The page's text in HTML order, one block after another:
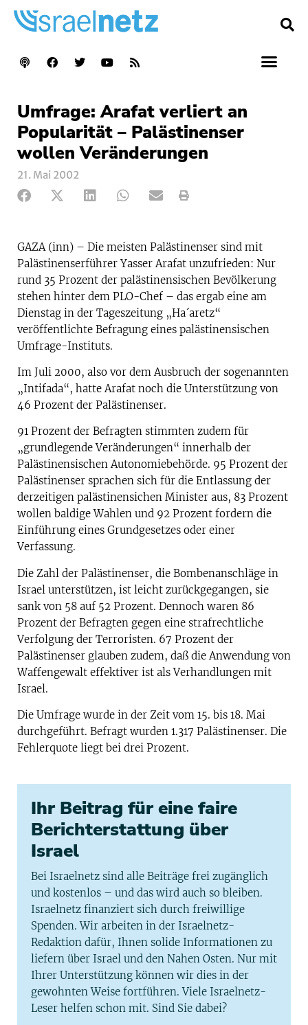
Umfrage: Arafat verliert an
Popularität – Palästinenser
wollen Veränderungen
21. Mai 2002
GAZA (inn) – Die meisten Palästinenser sind mit
Palästinenserführer Yasser Arafat unzufrieden: Nur
rund 35 Prozent der palästinensischen Bevölkerung
stehen hinter dem PLO-Chef – das ergab eine am
Dienstag in der Tageszeitung „Ha´aretz“
veröffentlichte Befragung eines palästinensischen
Umfrage-Instituts.
Im Juli 2000, also vor dem Ausbruch der sogenannten
„Intifada“, hatte Arafat noch die Unterstützung von
46 Prozent der Palästinenser.
91 Prozent der Befragten stimmten zudem für
„grundlegende Veränderungen“ innerhalb der
Palästinensischen Autonomiebehörde. 95 Prozent der
Palästinenser sprachen sich für die Entlassung der
derzeitigen palästinensichen Minister aus, 83 Prozent
wollen baldige Wahlen und 92 Prozent fordern die
Einführung eines Grundgesetzes oder einer
Verfassung.
Die Zahl der Palästinenser, die Bombenanschläge in
Israel unterstützen, ist leicht zurückgegangen, sie
sank von 58 auf 52 Prozent. Dennoch waren 86
Prozent der Befragten gegen eine strafrechtliche
Verfolgung der Terroristen. 67 Prozent der
Palästinenser glauben zudem, daß die Anwendung von
Waffengewalt effektiver ist als Verhandlungen mit
Israel.
Die Umfrage wurde in der Zeit vom 15. bis 18. Mai
durchgeführt. Befragt wurden 1.317 Palästinenser. Die
Fehlerquote liegt bei drei Prozent.
Ihr Beitrag für eine faire
Berichterstattung über
Israel
Bei Israelnetz sind alle Beiträge frei zugänglich
und kostenlos – und das wird auch so bleiben.
Israelnetz finanziert sich durch freiwillige
Spenden. Wir arbeiten in der Israelnetz-
Redaktion dafür, Ihnen solide Informationen zu
liefern über Israel und den Nahen Osten. Nur mit
Ihrer Unterstützung können wir dies in der
gewohnten Weise fortführen. Viele Israelnetz-
Leser helfen schon mit. Sind Sie dabei?